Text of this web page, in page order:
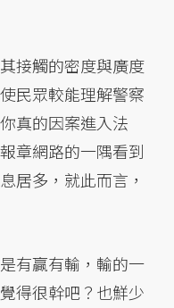
接觸的密度與廣度
民眾較能理解警察
真的因案進入法
章網路的一隅看到
居多，就此而言，
有贏有輸，輸的一
得很幹吧？也鮮少